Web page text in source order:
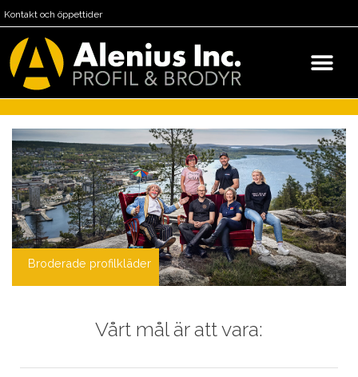
Kontakt och öppettider
Broderade profilkläder
Vårt mål är att vara: